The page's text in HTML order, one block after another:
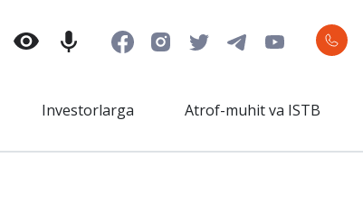
Investorlarga Atrof-muhit va ISTB